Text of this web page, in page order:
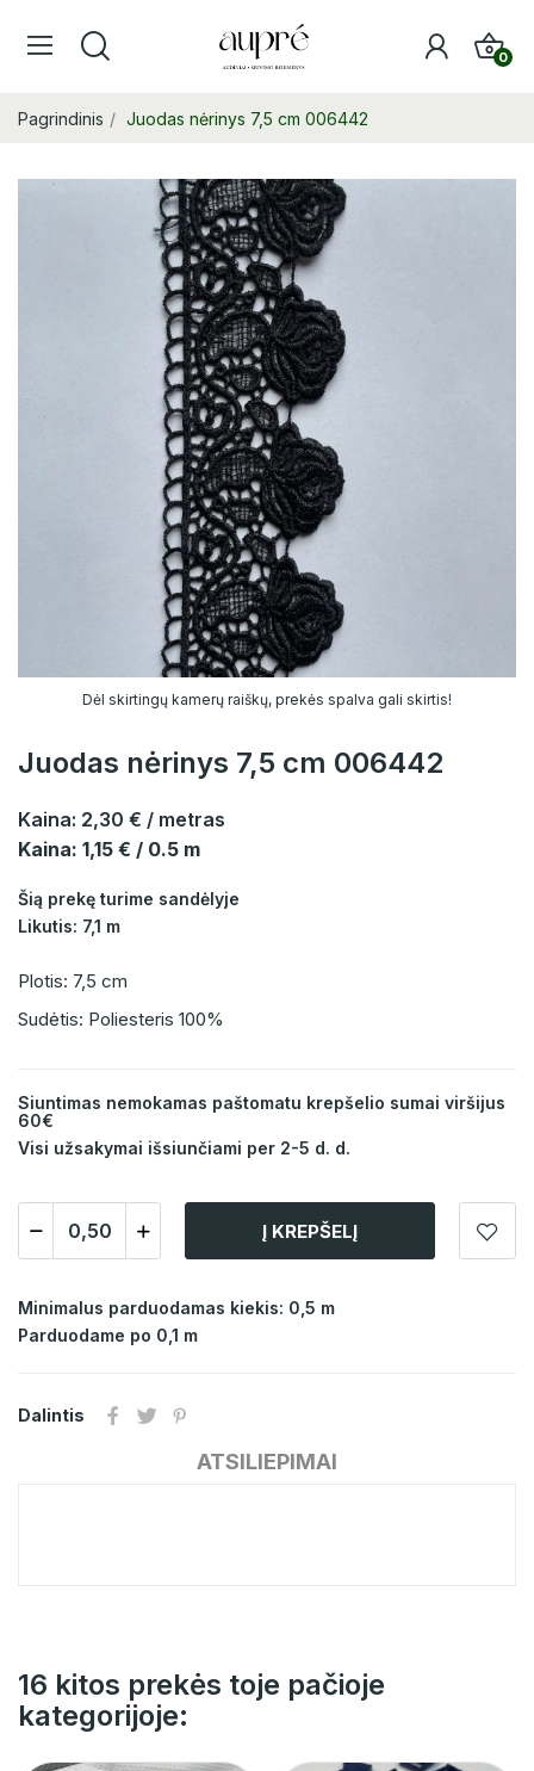
0
Pagrindinis Juodas nėrinys 7,5 cm 006442
Dėl skirtingų kamerų raiškų, prekės spalva gali skirtis!
Juodas nėrinys 7,5 cm 006442
Kaina: 2,30 € / metras
Kaina: 1,15 € / 0.5 m
Šią prekę turime sandėlyje
Likutis: 7,1 m
Plotis: 7,5 cm
Sudėtis: Poliesteris 100%
Siuntimas nemokamas paštomatu krepšelio sumai viršijus
60€
Visi užsakymai išsiunčiami per 2-5 d. d.
Į KREPŠELĮ
Minimalus parduodamas kiekis: 0,5 m
Parduodame po 0,1 m
Dalintis
ATSILIEPIMAI
16 kitos prekės toje pačioje
kategorijoje: